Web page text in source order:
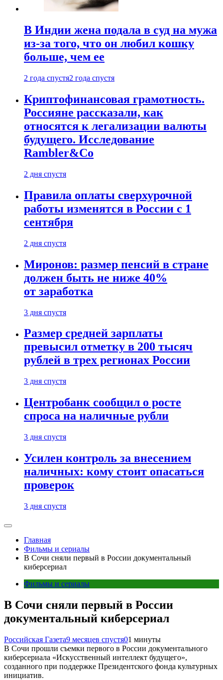
В Индии жена подала в суд на мужа
из-за того, что он любил кошку
больше, чем ее
2 года спустя2 года спустя
Криптофинансовая грамотность.
Россияне рассказали, как
относятся к легализации валюты
будущего. Исследование
Rambler&Co
2 дня спустя
Правила оплаты сверхурочной
работы изменятся в России с 1
сентября
2 дня спустя
Миронов: размер пенсий в стране
должен быть не ниже 40%
от заработка
3 дня спустя
Размер средней зарплаты
превысил отметку в 200 тысяч
рублей в трех регионах России
3 дня спустя
Центробанк сообщил о росте
спроса на наличные рубли
3 дня спустя
Усилен контроль за внесением
наличных: кому стоит опасаться
проверок
3 дня спустя
Главная
Фильмы и сериалы
В Сочи сняли первый в России документальный
киберсериал
Фильмы и сериалы
В Сочи сняли первый в России
документальный киберсериал
Российская Газета9 месяцев спустя01 минуты
В Сочи прошли съемки первого в России документального
киберсериала «Искусственный интеллект будущего»,
созданного при поддержке Президентского фонда культурных
инициатив.